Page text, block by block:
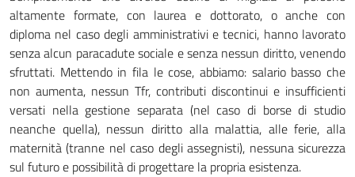
altamente formate, con laurea e dottorato, o anche con
diploma nel caso degli amministrativi e tecnici, hanno lavorato
senza alcun paracadute sociale e senza nessun diritto, venendo
sfruttati. Mettendo in fila le cose, abbiamo: salario basso che
non aumenta, nessun Tfr, contributi discontinui e insufficienti
versati nella gestione separata (nel caso di borse di studio
neanche quella), nessun diritto alla malattia, alle ferie, alla
maternità (tranne nel caso degli assegnisti), nessuna sicurezza
sul futuro e possibilità di progettare la propria esistenza.